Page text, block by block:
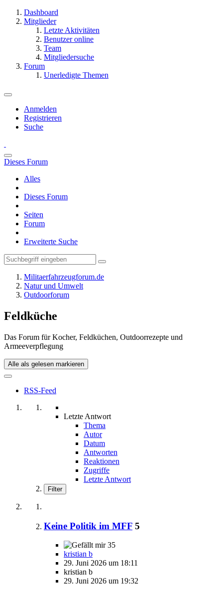
Dashboard
Mitglieder
Letzte Aktivitäten
Benutzer online
Team
Mitgliedersuche
Forum
Unerledigte Themen
Anmelden
Registrieren
Suche
Dieses Forum
Alles
Dieses Forum
Seiten
Forum
Erweiterte Suche
Militaerfahrzeugforum.de
Natur und Umwelt
Outdoorforum
Feldküche
Das Forum für Kocher, Feldküchen, Outdoorrezepte und
Armeeverpflegung
Alle als gelesen markieren
RSS-Feed
Letzte Antwort
Thema
Autor
Datum
Antworten
Reaktionen
Zugriffe
Letzte Antwort
Filter
Keine Politik im MFF 5
35
kristian b
29. Juni 2026 um 18:11
kristian b
29. Juni 2026 um 19:32